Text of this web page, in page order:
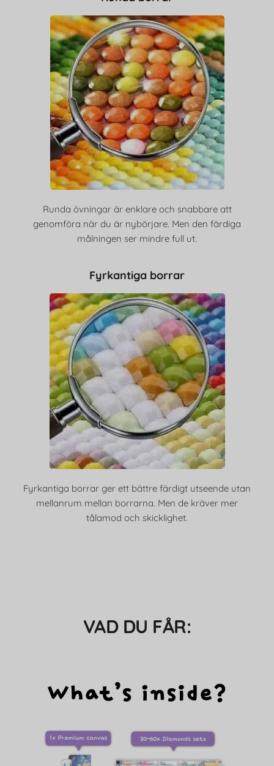
Runda övningar är enklare och snabbare att
genomföra när du är nybörjare. Men den färdiga
målningen ser mindre full ut.
Fyrkantiga borrar
Fyrkantiga borrar ger ett bättre färdigt utseende utan
mellanrum mellan borrarna. Men de kräver mer
tålamod och skicklighet.
VAD DU FÅR: